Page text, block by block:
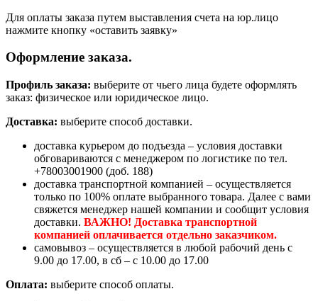
Для оплаты заказа путем выставления счета на юр.лицо
нажмите кнопку «оставить заявку»
Оформление заказа.
Профиль заказа: выберите от чьего лица будете оформлять
заказ: физическое или юридическое лицо.
Доставка: выберите способ доставки.
доставка курьером до подъезда – условия доставки
обговариваются с менеджером по логистике по тел.
+78003001900 (доб. 188)
доставка транспортной компанией – осуществляется
только по 100% оплате выбранного товара. Далее с вами
свяжется менеджер нашей компании и сообщит условия
доставки. ВАЖНО! Доставка транспортной
компанией оплачивается отдельно заказчиком.
самовывоз – осуществляется в любой рабочий день с
9.00 до 17.00, в сб – с 10.00 до 17.00
Оплата: выберите способ оплаты.